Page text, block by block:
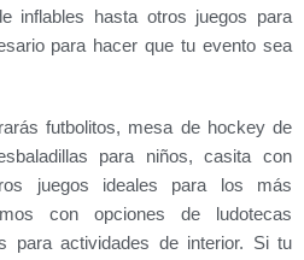
inflables hasta otros juegos para
para hacer que tu evento sea
futbolitos, mesa de hockey de
para niños, casita con
juegos ideales para los más
con opciones de ludotecas
para actividades de interior. Si tu